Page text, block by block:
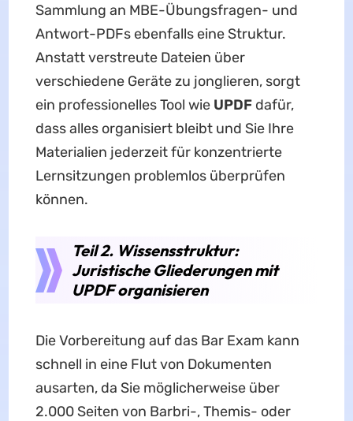
Sammlung an MBE-Übungsfragen- und
Antwort-PDFs ebenfalls eine Struktur.
Anstatt verstreute Dateien über
verschiedene Geräte zu jonglieren, sorgt
ein professionelles Tool wie UPDFdafür,
dass alles organisiert bleibt und Sie Ihre
Materialien jederzeit für konzentrierte
Lernsitzungen problemlos überprüfen
können.
Teil 2. Wissensstruktur:
Juristische Gliederungen mit
UPDF organisieren
Die Vorbereitung auf das Bar Exam kann
schnell in eine Flut von Dokumenten
ausarten, da Sie möglicherweise über
2.000 Seiten von Barbri-, Themis- oder